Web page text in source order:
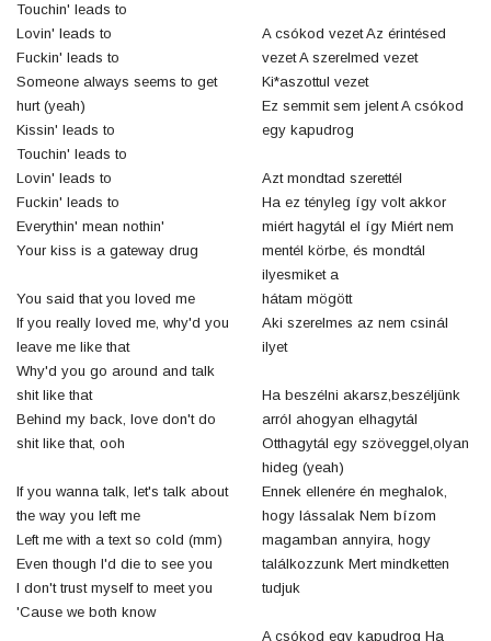
Touchin' leads to
Lovin' leads to
Fuckin' leads to
Someone always seems to get
hurt (yeah)
Kissin' leads to
Touchin' leads to
Lovin' leads to
Fuckin' leads to
Everythin' mean nothin'
Your kiss is a gateway drug
You said that you loved me
If you really loved me, why'd you
leave me like that
Why'd you go around and talk
shit like that
Behind my back, love don't do
shit like that, ooh
If you wanna talk, let's talk about
the way you left me
Left me with a text so cold (mm)
Even though I'd die to see you
I don't trust myself to meet you
'Cause we both know
A csókod vezet Az érintésed
vezet A szerelmed vezet
Ki*aszottul vezet
Ez semmit sem jelent A csókod
egy kapudrog
Azt mondtad szerettél
Ha ez tényleg így volt akkor
miért hagytál el így Miért nem
mentél körbe, és mondtál
ilyesmiket a
hátam mögött
Aki szerelmes az nem csinál
ilyet
Ha beszélni akarsz,beszéljünk
arról ahogyan elhagytál
Otthagytál egy szöveggel,olyan
hideg (yeah)
Ennek ellenére én meghalok,
hogy lássalak Nem bízom
magamban annyira, hogy
találkozzunk Mert mindketten
tudjuk
A csókod egy kapudrog Ha